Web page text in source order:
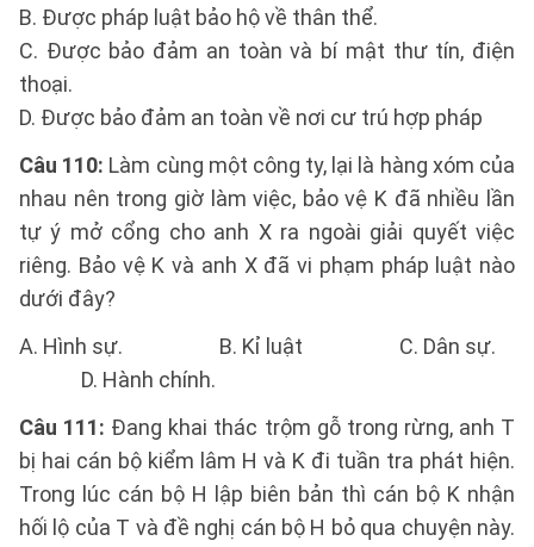
B. Được pháp luật bảo hộ về thân thể.
C. Được bảo đảm an toàn và bí mật thư tín, điện
thoại.
D. Được bảo đảm an toàn về nơi cư trú hợp pháp
Câu 110: Làm cùng một công ty, lại là hàng xóm của
nhau nên trong giờ làm việc, bảo vệ K đã nhiều lần
tự ý mở cổng cho anh X ra ngoài giải quyết việc
riêng. Bảo vệ K và anh X đã vi phạm pháp luật nào
dưới đây?
A. Hình sự. B. Kỉ luật C. Dân sự.
D. Hành chính.
Câu 111: Đang khai thác trộm gỗ trong rừng, anh T
bị hai cán bộ kiểm lâm H và K đi tuần tra phát hiện.
Trong lúc cán bộ H lập biên bản thì cán bộ K nhận
hối lộ của T và đề nghị cán bộ H bỏ qua chuyện này.